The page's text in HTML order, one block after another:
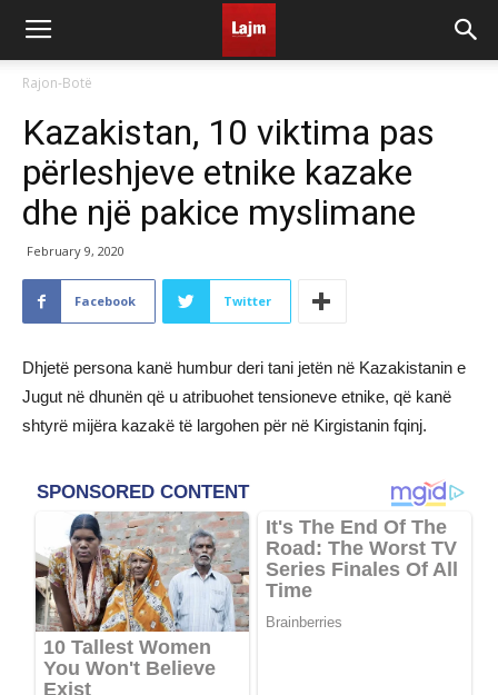
Rajon-Botë
Kazakistan, 10 viktima pas
përleshjeve etnike kazake
dhe një pakice myslimane
February 9, 2020
Facebook Twitter
Dhjetë persona kanë humbur deri tani jetën në Kazakistanin e
Jugut në dhunën që u atribuohet tensioneve etnike, që kanë
shtyrë mijëra kazakë të largohen për në Kirgistanin fqinj.